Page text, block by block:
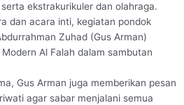
ekstrakurikuler dan olahraga.
dan acara inti, kegiatan pondok
Zuhad (Gus Arman)
Al Falah dalam sambutan
Gus Arman juga memberikan pesan
agar sabar menjalani semua